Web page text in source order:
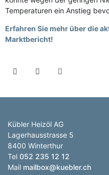
Temperaturen ein Anstieg
Erfahren Sie mehr über die
Marktbericht!
Kübler Heizöl AG
Lagerhausstrasse 5
8400 Winterthur
Tel 052 235 12 12
Mail mailbox@kuebler.ch